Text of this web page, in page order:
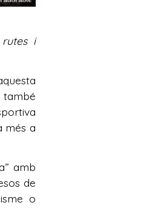
i
també
més a
amb
de
o